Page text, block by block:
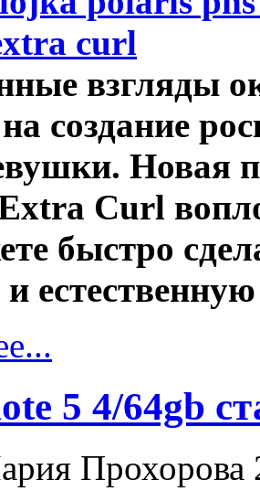
взгляды
создание
Новая
Curl
быстро
и
5 4/64gb
Прохорова